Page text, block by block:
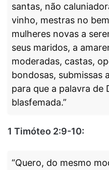
santas, não
vinho, mestras no
mulheres novas a
seus maridos, a
moderadas, castas,
bondosas, submissas
para que a palavra de
blasfemada.”
1 Timóteo 2:9-10:
“Quero, do mesmo